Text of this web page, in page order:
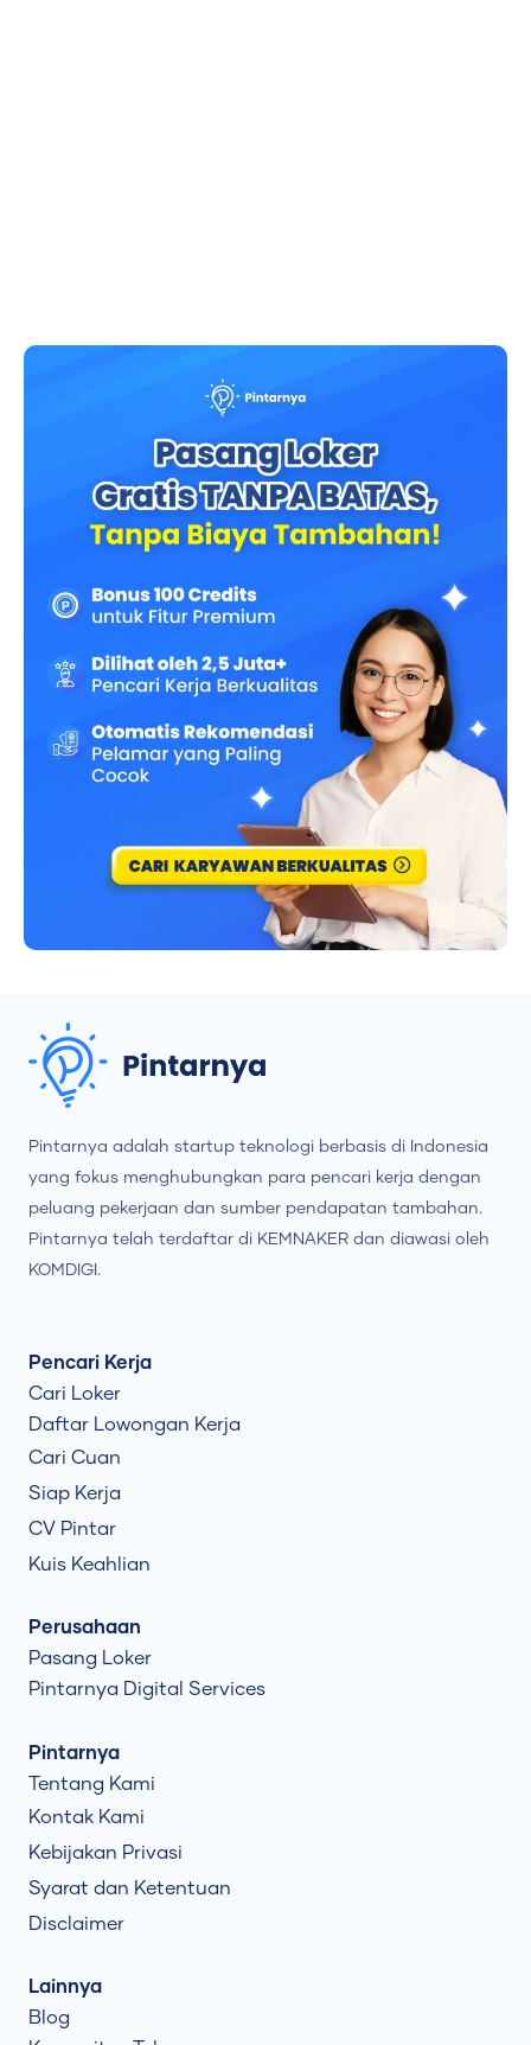
Pintarnya adalah startup teknologi berbasis di Indonesia
yang fokus menghubungkan para pencari kerja dengan
peluang pekerjaan dan sumber pendapatan tambahan.
Pintarnya telah terdaftar di KEMNAKER dan diawasi oleh
KOMDIGI.
Pencari Kerja
Cari Loker
Daftar Lowongan Kerja
Cari Cuan
Siap Kerja
CV Pintar
Kuis Keahlian
Perusahaan
Pasang Loker
Pintarnya Digital Services
Pintarnya
Tentang Kami
Kontak Kami
Kebijakan Privasi
Syarat dan Ketentuan
Disclaimer
Lainnya
Blog